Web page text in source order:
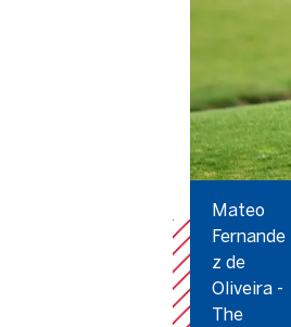
Mateo
Fernande
z de
Oliveira -
The